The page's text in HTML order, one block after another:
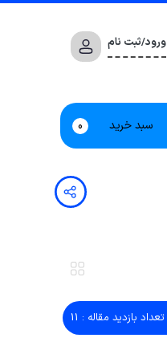
ورود/ثبت نام
سبد خرید 0
تعداد بازدید مقاله : 11